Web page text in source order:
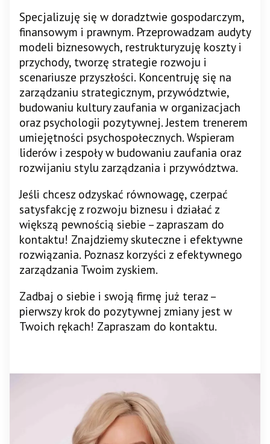
Specjalizuję się w doradztwie gospodarczym,
finansowym i prawnym. Przeprowadzam audyty
modeli biznesowych, restrukturyzuję koszty i
przychody, tworzę strategie rozwoju i
scenariusze przyszłości. Koncentruję się na
zarządzaniu strategicznym, przywództwie,
budowaniu kultury zaufania w organizacjach
oraz psychologii pozytywnej. Jestem trenerem
umiejętności psychospołecznych. Wspieram
liderów i zespoły w budowaniu zaufania oraz
rozwijaniu stylu zarządzania i przywództwa.
Jeśli chcesz odzyskać równowagę, czerpać
satysfakcję z rozwoju biznesu i działać z
większą pewnością siebie – zapraszam do
kontaktu! Znajdziemy skuteczne i efektywne
rozwiązania. Poznasz korzyści z efektywnego
zarządzania Twoim zyskiem.
Zadbaj o siebie i swoją firmę już teraz –
pierwszy krok do pozytywnej zmiany jest w
Twoich rękach! Zapraszam do kontaktu.